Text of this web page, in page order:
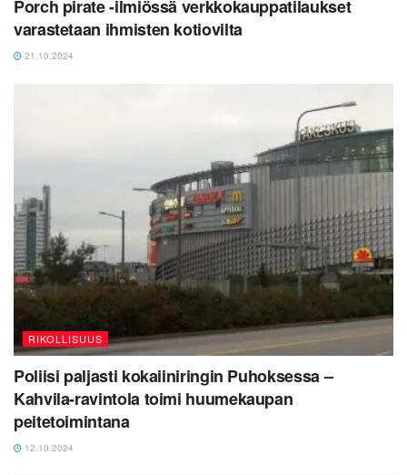
Porch pirate -ilmiössä verkkokauppatilaukset
varastetaan ihmisten kotiovilta
21.10.2024
RIKOLLISUUS
Poliisi paljasti kokaiiniringin Puhoksessa –
Kahvila-ravintola toimi huumekaupan
peitetoimintana
12.10.2024